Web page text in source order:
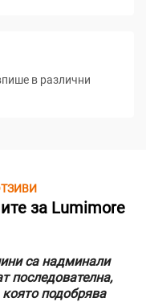
в различни
за Lumimore
са надминали
последователна,
която подобрява